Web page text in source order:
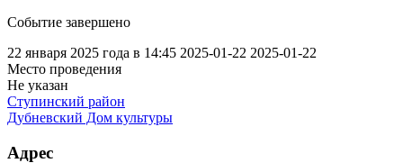
Событие завершено
22 января 2025 года в 14:45 2025-01-22 2025-01-22
Место проведения
Не указан
Ступинский район
Дубневский Дом культуры
Адрес